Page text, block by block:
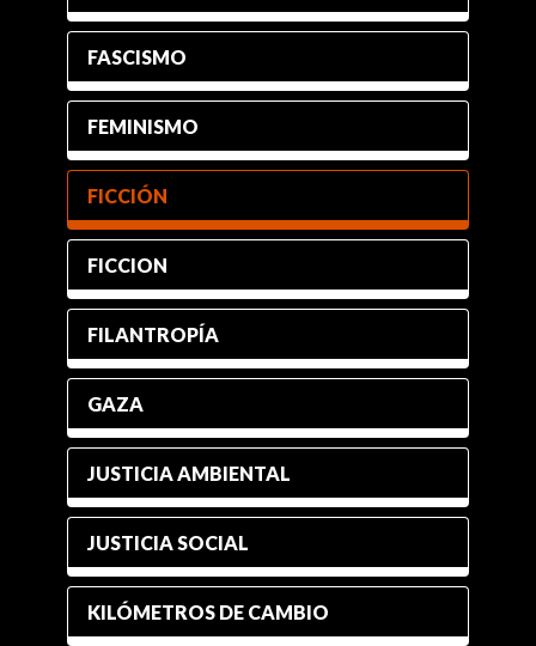
FASCISMO
FEMINISMO
FICCIÓN
FICCION
FILANTROPÍA
GAZA
JUSTICIA AMBIENTAL
JUSTICIA SOCIAL
KILÓMETROS DE CAMBIO